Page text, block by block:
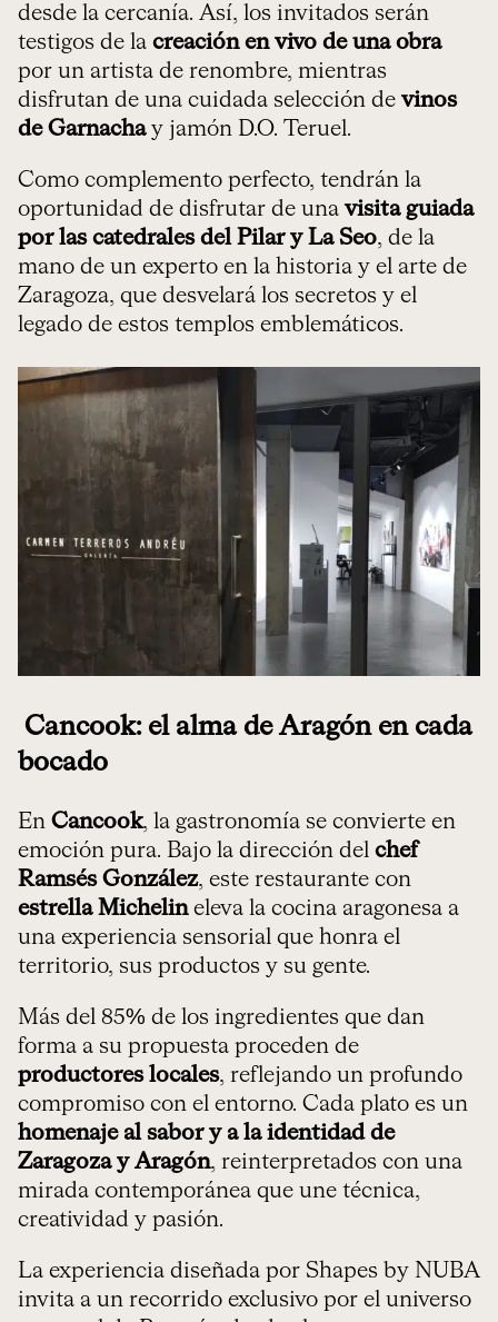
desde la cercanía. Así, los invitados serán
testigos de la creación en vivo de una obra
por un artista de renombre, mientras
disfrutan de una cuidada selección de vinos
de Garnachay jamón D.O. Teruel.
Como complemento perfecto, tendrán la
oportunidad de disfrutar de una visita guiada
por las catedrales del Pilar y La Seo, de la
mano de un experto en la historia y el arte de
Zaragoza, que desvelará los secretos y el
legado de estos templos emblemáticos.
Cancook: el alma de Aragón en cada
bocado
En Cancook, la gastronomía se convierte en
emoción pura. Bajo la dirección del chef
Ramsés González, este restaurante con
estrella Michelineleva la cocina aragonesa a
una experiencia sensorial que honra el
territorio, sus productos y su gente.
Más del 85% de los ingredientes que dan
forma a su propuesta proceden de
productores locales, reflejando un profundo
compromiso con el entorno. Cada plato es un
homenaje al sabor y a la identidad de
Zaragoza y Aragón, reinterpretados con una
mirada contemporánea que une técnica,
creatividad y pasión.
La experiencia diseñada por Shapes by NUBA
invita a un recorrido exclusivo por el universo